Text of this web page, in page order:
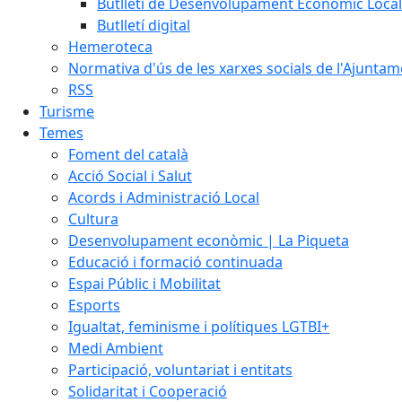
Butlletí digital
Hemeroteca
Normativa d'ús de les xarxes socials de
RSS
Turisme
Temes
Foment del català
Acció Social i Salut
Acords i Administració Local
Cultura
Desenvolupament econòmic | La Piqueta
Educació i formació continuada
Espai Públic i Mobilitat
Esports
Igualtat, feminisme i polítiques LGTBI+
Medi Ambient
Participació, voluntariat i entitats
Solidaritat i Cooperació